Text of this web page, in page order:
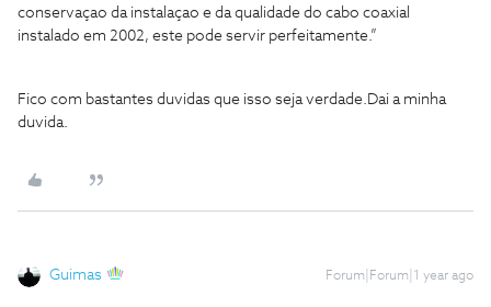
conservaçao da instalaçao e da qualidade do cabo coaxial
instalado em 2002, este pode servir perfeitamente.”
Fico com bastantes duvidas que isso seja verdade.Dai a minha
duvida.
Guimas Forum|Forum|1 year ago